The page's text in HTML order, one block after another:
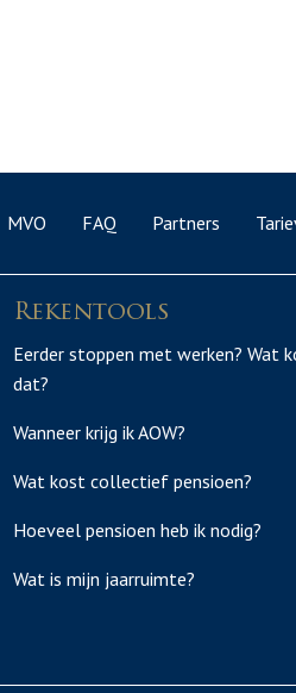
MVO FAQ Partners
Rekentools
Eerder stoppen met werken? Wat
dat?
Wanneer krijg ik AOW?
Wat kost collectief pensioen?
Hoeveel pensioen heb ik nodig?
Wat is mijn jaarruimte?